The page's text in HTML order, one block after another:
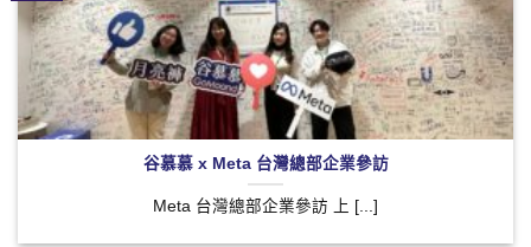
谷慕慕 x Meta 台灣總部企業參訪
Meta 台灣總部企業參訪 上 [...]